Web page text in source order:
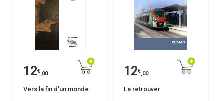
12€,00
Vers la fin d'un monde
12€,00
La retrouver